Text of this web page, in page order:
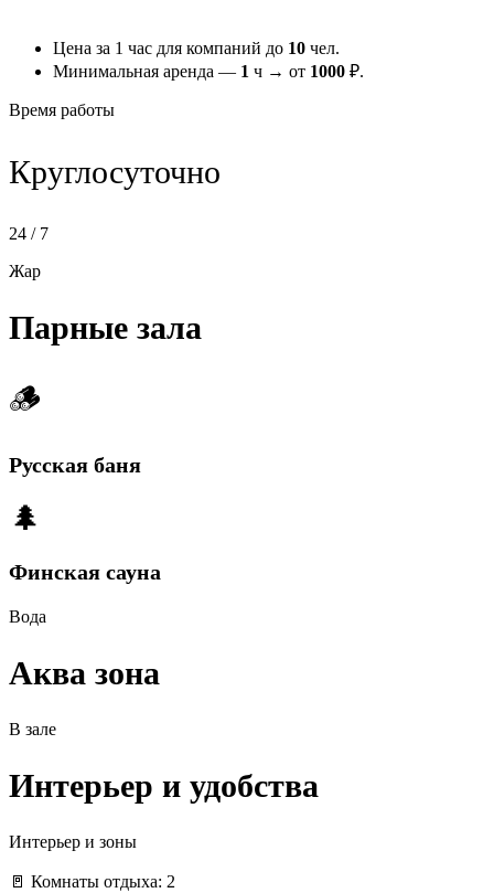
Цена за 1 час для компаний до 10 чел.
Минимальная аренда — 1 ч → от 1000 ₽.
Время работы
Круглосуточно
24 / 7
Жар
Парные зала
🪵
Русская баня
🌲
Финская сауна
Вода
Аква зона
В зале
Интерьер и удобства
Интерьер и зоны
🚪 Комнаты отдыха: 2